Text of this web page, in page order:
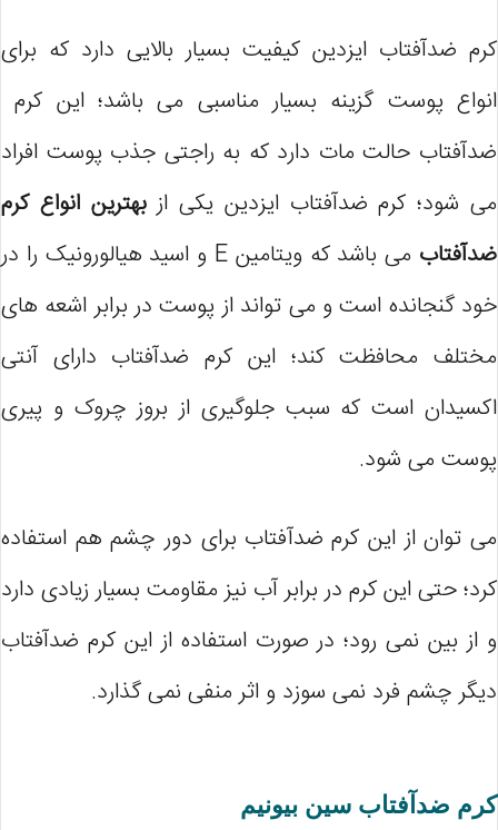
کرم ضدآفتاب ایزدین کیفیت بسیار بالایی دارد که برای
انواع پوست گزینه بسیار مناسبی می باشد؛ این کرم
ضدآفتاب حالت مات دارد که به راجتی جذب پوست افراد
می شود؛ کرم ضدآفتاب ایزدین یکی ازبهترین انواع کرم
ضدآفتاب
می باشد که ویتامین E و اسید هیالورونیک را در
خود گنجانده است و می تواند از پوست در برابر اشعه های
مختلف محافظت کند؛ این کرم ضدآفتاب دارای آنتی
اکسیدان است که سبب جلوگیری از بروز چروک و پیری
پوست می شود.
می توان از این کرم ضدآفتاب برای دور چشم هم استفاده
کرد؛ حتی این کرم در برابر آب نیز مقاومت بسیار زیادی دارد
و از بین نمی رود؛ در صورت استفاده از این کرم ضدآفتاب
دیگر چشم فرد نمی سوزد و اثر منفی نمی گذارد.
کرم ضدآفتاب سین بیونیم